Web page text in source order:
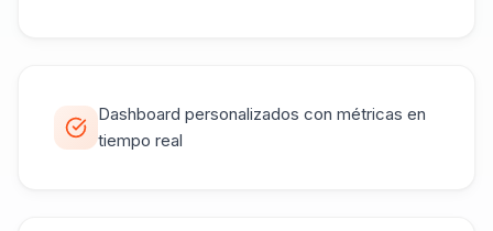
Dashboard personalizados con métricas en
tiempo real